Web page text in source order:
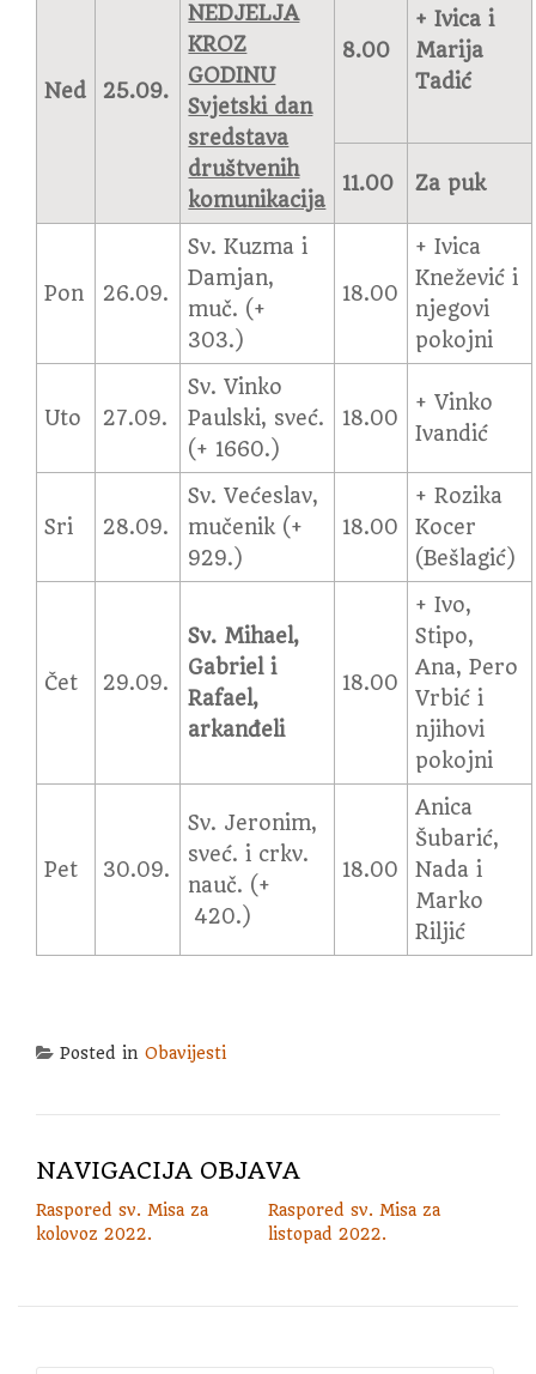
Ned 25.09.
NEDJELJA
KROZ
GODINU
Svjetski dan
sredstava
društvenih
komunikacija
8.00
+ Ivica i
Marija
Tadić
11.00 Za puk
Pon 26.09.
Sv. Kuzma i
Damjan,
muč. (+
303.)
18.00
+ Ivica
Knežević i
njegovi
pokojni
Uto 27.09.
Sv. Vinko
Paulski, sveć.
(+ 1660.)
18.00
+ Vinko
Ivandić
Sri 28.09.
Sv. Većeslav,
mučenik (+
929.)
18.00
+ Rozika
Kocer
(Bešlagić)
Čet 29.09.
Sv. Mihael,
Gabriel i
Rafael,
arkanđeli
18.00
+ Ivo,
Stipo,
Ana, Pero
Vrbić i
njihovi
pokojni
Pet 30.09.
Sv. Jeronim,
sveć. i crkv.
nauč. (+
420.)
18.00
Anica
Šubarić,
Nada i
Marko
Riljić
Posted in Obavijesti
NAVIGACIJA OBJAVA
Raspored sv. Misa za
kolovoz 2022.
Raspored sv. Misa za
listopad 2022.